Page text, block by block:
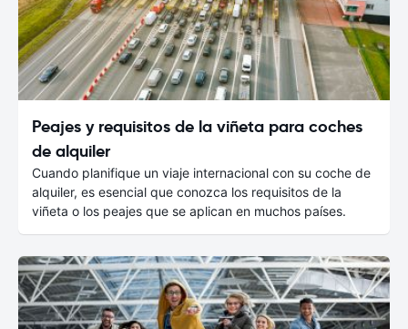
Peajes y requisitos de la viñeta para coches
de alquiler
Cuando planifique un viaje internacional con su coche de
alquiler, es esencial que conozca los requisitos de la
viñeta o los peajes que se aplican en muchos países.